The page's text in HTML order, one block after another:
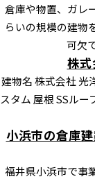
倉庫や物置、ガレ
らいの規模の建物
可欠
株
建物名 株式会社 光
スタム 屋根 SSル
小浜市の倉庫
福井県小浜市で事